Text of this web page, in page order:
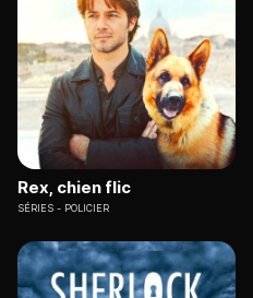
Rex, chien flic
SÉRIES POLICIER